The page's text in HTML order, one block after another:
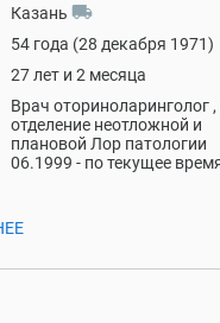
Казань local_shipping
54 года (28 декабря 1971)
27 лет и 2 месяца
Врач оториноларинголог ,
отделение неотложной и
плановой Лор патологии
06.1999 - по текущее